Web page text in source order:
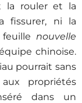
la rouler et la
fissurer, ni la
nouvelle
chinoise.
pourrait sans
propriétés
dans un